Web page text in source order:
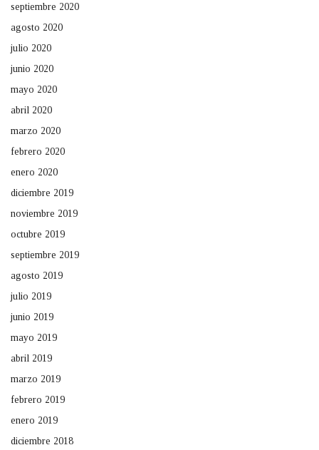
septiembre 2020
agosto 2020
julio 2020
junio 2020
mayo 2020
abril 2020
marzo 2020
febrero 2020
enero 2020
diciembre 2019
noviembre 2019
octubre 2019
septiembre 2019
agosto 2019
julio 2019
junio 2019
mayo 2019
abril 2019
marzo 2019
febrero 2019
enero 2019
diciembre 2018